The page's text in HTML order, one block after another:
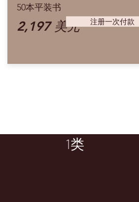
50本平装书
2,197 美元 注册一次付款
1类